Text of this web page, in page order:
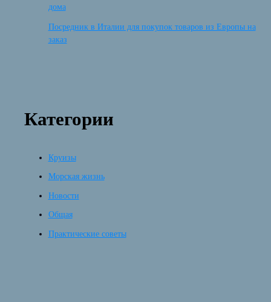
дома
Посредник в Италии для покупок товаров из Европы на
заказ
Категории
Круизы
Морская жизнь
Новости
Общая
Практические советы